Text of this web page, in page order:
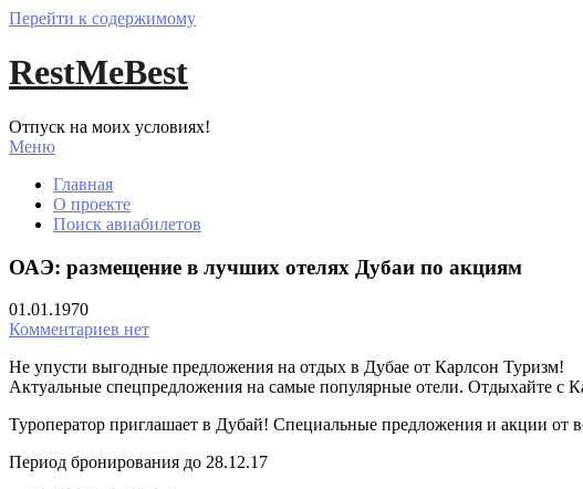
Перейти к содержимому
RestMeBest
Отпуск на моих условиях!
Меню
Главная
О проекте
Поиск авиабилетов
ОАЭ: размещение в лучших отелях Дубаи по акциям
01.01.1970
Комментариев нет
Не упусти выгодные предложения на отдых в Дубае от Карлсон Туризм!
Актуальные спецпредложения на самые популярные отели. Отдыхайте с
Туроператор приглашает в Дубай! Специальные предложения и акции от
Период бронирования до 28.12.17